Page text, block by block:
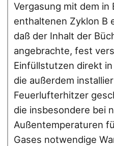
Vergasung mit dem in
enthaltenen Zyklon B
daß der Inhalt der
angebrachte, fest
Einfüllstutzen direkt
die außerdem
Feuerlufterhitzer
die insbesondere bei
Außentemperaturen
Gases notwendige